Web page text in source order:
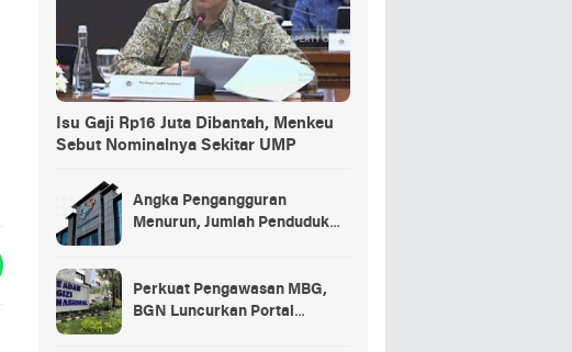
Isu Gaji Rp16 Juta Dibantah, Menkeu
Sebut Nominalnya Sekitar UMP
Angka Pengangguran
Menurun, Jumlah Penduduk
Perkuat Pengawasan MBG,
BGN Luncurkan Portal